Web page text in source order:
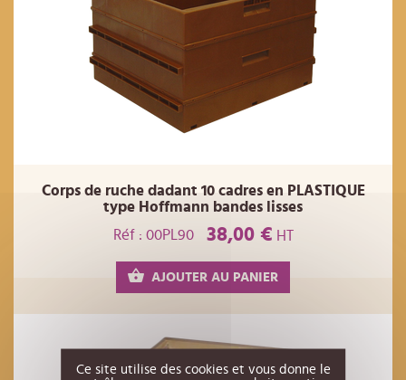
Corps de ruche dadant 10 cadres en PLASTIQUE
type Hoffmann bandes lisses
Réf : 00PL90
38,00 € HT
AJOUTER AU PANIER
Ce site utilise des cookies et vous donne le